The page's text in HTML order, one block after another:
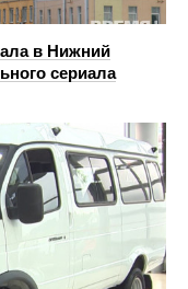
в Нижний
сериала